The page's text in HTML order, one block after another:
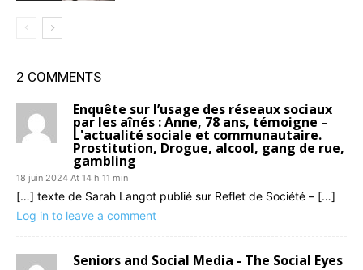
2 COMMENTS
Enquête sur l’usage des réseaux sociaux
par les aînés : Anne, 78 ans, témoigne –
L'actualité sociale et communautaire.
Prostitution, Drogue, alcool, gang de rue,
gambling
18 juin 2024 At 14 h 11 min
[…] texte de Sarah Langot publié sur Reflet de Société – […]
Log in to leave a comment
Seniors and Social Media - The Social Eyes